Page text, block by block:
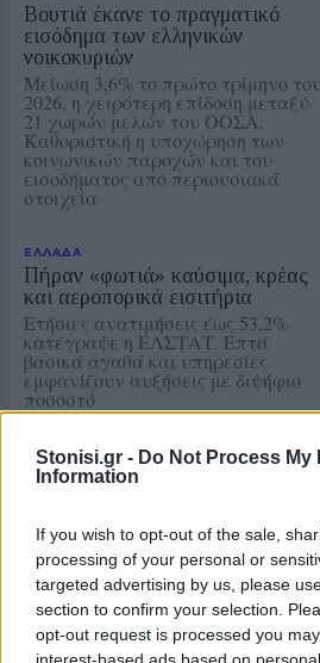
Stonisi.gr - Do Not Process My
Information
If you wish to opt-out of the sale,
processing of your personal or
targeted advertising by us, please
section to confirm your selection.
opt-out request is processed you
interest-based ads based on
Βουτιά έκανε το πραγματικό
εισόδημα των ελληνικών
νοικοκυριών
Μείωση 3,6% το πρώτο τρίμηνο του
2026, η χειρότερη επίδοση μεταξύ
21 χωρών μελών του ΟΟΣΑ.
Καθοριστική η υποχώρηση των
κοινωνικών παροχών και του
εισοδήματος από περιουσιακά
στοιχεία
ΕΛΛΑΔΑ
Πήραν «φωτιά» καύσιμα, κρέας
και αεροπορικά εισιτήρια
Ετήσιες ανατιμήσεις έως 53,2%
κατέγραψε η ΕΛΣΤΑΤ. Επτά
βασικά αγαθά και υπηρεσίες
εμφανίζουν αυξήσεις με διψήφιο
ποσοστό
ΕΛΛΑΔΑ
Τρίτη αρχειοθέτηση χωρίς
υποκλοπών
«Ταφόπλακα» στην υπόθεση των
τηλεφωνικών υποκλοπών
επιχειρεί να βάλει και πάλι ο
Άρειος Πάγος. Κατηγορηματικό
«όχι» του εισαγγελέα του
Ανωτάτου Δικαστηρίου στην